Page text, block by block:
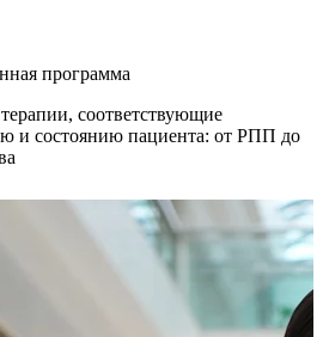
программа
соответствующие
и состоянию пациента: от РПП до